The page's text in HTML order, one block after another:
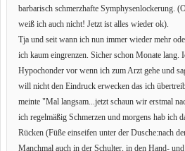
barbarisch schmerzhafte Symphysenlockerung.
weiß ich auch nicht! Jetzt ist alles wieder ok).
Tja und seit wann ich nun immer wieder mehr
ich kaum eingrenzen. Sicher schon Monate lang.
Hypochonder vor wenn ich zum Arzt gehe und
will nicht den Eindruck erwecken das ich
meinte "Mal langsam...jetzt schaun wir erstmal
ich regelmäßig Schmerzen und morgens hab ich
Rücken (Füße einseifen unter der Dusche:nach
Manchmal auch in der Schulter, in den Hand-